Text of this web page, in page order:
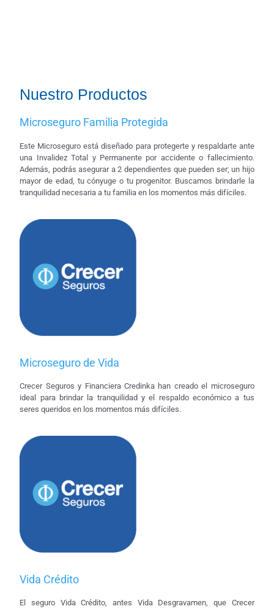
Nuestro Productos
Microseguro Familia Protegida
Este Microseguro está diseñado para protegerte y respaldarte ante
una Invalidez Total y Permanente por accidente o fallecimiento.
Además, podrás asegurar a 2 dependientes que pueden ser; un hijo
mayor de edad, tu cónyuge o tu progenitor. Buscamos brindarle la
tranquilidad necesaria a tu familia en los momentos más difíciles.
Microseguro de Vida
Crecer Seguros y Financiera Credinka han creado el microseguro
ideal para brindar la tranquilidad y el respaldo económico a tus
seres queridos en los momentos más difíciles.
Vida Crédito
El seguro Vida Crédito, antes Vida Desgravamen, que Crecer